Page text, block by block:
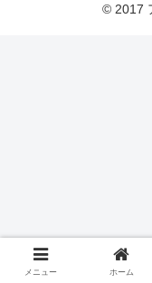
© 2017
メニュー ホーム